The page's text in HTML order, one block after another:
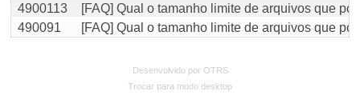
4900113
[FAQ] Qual o tamanho limite de arquivos que
490091
[FAQ] Qual o tamanho limite de arquivos que
Desenvolvido por OTRS
Trocar para modo desktop